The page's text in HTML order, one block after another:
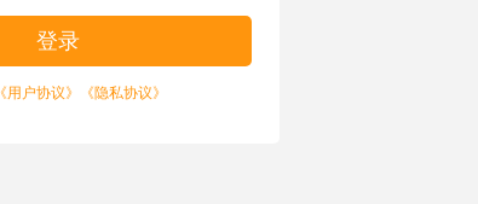
《用户协议》 《隐私协议》